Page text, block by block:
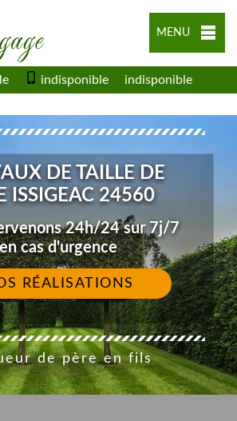
MENU
indisponible indisponible
DE TAILLE DE
ISSIGEAC 24560
24h/24 sur 7j/7
en cas d'urgence
RÉALISATIONS
de père en fils